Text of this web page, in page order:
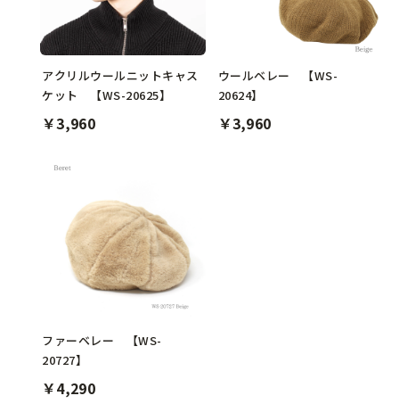
アクリルウールニットキャス
ケット 【WS-20625】
￥3,960
ウールベレー 【WS-
20624】
￥3,960
ファーベレー 【WS-
20727】
￥4,290